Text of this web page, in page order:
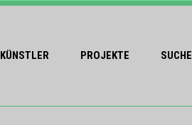
KÜNSTLER PROJEKTE SUCHE